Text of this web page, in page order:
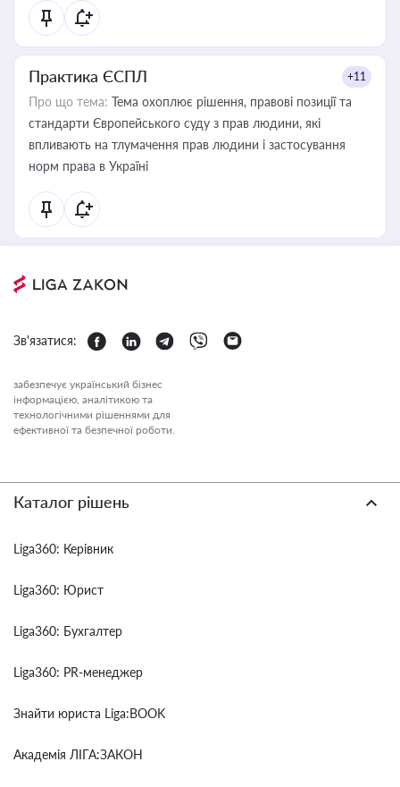
Практика ЄСПЛ +11
Про що тема: Тема охоплює рішення, правові позиції та
стандарти Європейського суду з прав людини, які
впливають на тлумачення прав людини і застосування
норм права в Україні
Зв'язатися:
забезпечує український бізнес
інформацією, аналітикою та
технологічними рішеннями для
ефективної та безпечної роботи.
Каталог рішень
Liga360: Керівник
Liga360: Юрист
Liga360: Бухгалтер
Liga360: PR-менеджер
Знайти юриста Liga:BOOK
Академія ЛІГА:ЗАКОН